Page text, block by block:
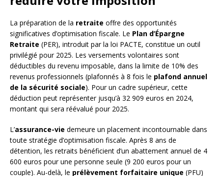
La préparation de la retraite offre des opportunités
significatives d’optimisation fiscale. Le Plan d’Épargne
Retraite (PER), introduit par la loi PACTE, constitue un outil
privilégié pour 2025. Les versements volontaires sont
déductibles du revenu imposable, dans la limite de 10% des
revenus professionnels (plafonnés à 8 fois le plafond annuel
de la sécurité sociale). Pour un cadre supérieur, cette
déduction peut représenter jusqu’à 32 909 euros en 2024,
montant qui sera réévalué pour 2025.
L’assurance-vie demeure un placement incontournable dans
toute stratégie d’optimisation fiscale. Après 8 ans de
détention, les retraits bénéficient d’un abattement annuel de 4
600 euros pour une personne seule (9 200 euros pour un
couple). Au-delà, le prélèvement forfaitaire unique (PFU)